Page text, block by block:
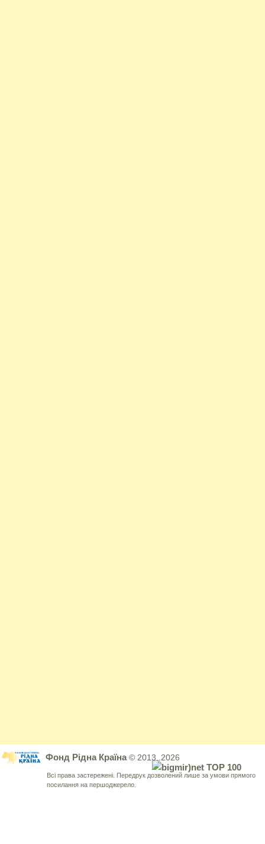
Фонд Рідна Країна© 2013..2026
Всі права застережені. Передрук дозволений лише за умови прямого
посилання на першоджерело.